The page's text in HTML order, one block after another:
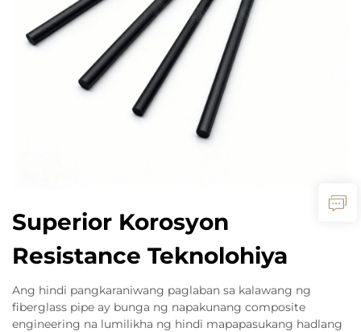
Superior Korosyon
Resistance Teknolohiya
Ang hindi pangkaraniwang paglaban sa kalawang ng
fiberglass pipe ay bunga ng napakunang composite
engineering na lumilikha ng hindi mapapasukang hadlang